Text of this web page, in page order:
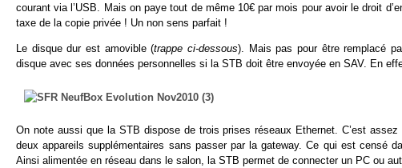
courant via l’USB. Mais on paye tout de même 10€ par mois pour avoir le droit
taxe de la copie privée ! Un non sens parfait !
Le disque dur est amovible (trappe ci-dessous). Mais pas pour être remplacé
disque avec ses données personnelles si la STB doit être envoyée en SAV. En
On note aussi que la STB dispose de trois prises réseaux Ethernet. C’est
deux appareils supplémentaires sans passer par la gateway. Ce qui est censé
Ainsi alimentée en réseau dans le salon, la STB permet de connecter un PC ou